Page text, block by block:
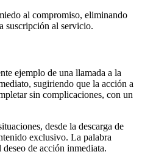
al compromiso, eliminando
suscripción al servicio.
ejemplo de una llamada a la
sugiriendo que la acción a
sin complicaciones, con un
desde la descarga de
exclusivo. La palabra
de acción inmediata.